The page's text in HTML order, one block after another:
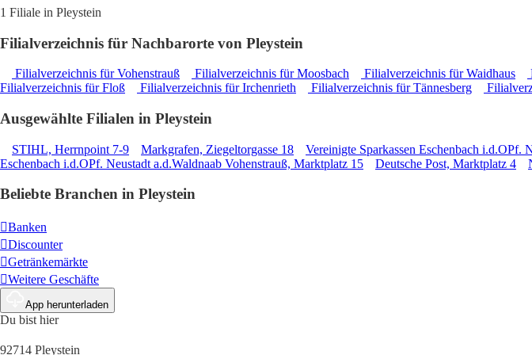
1 Filiale in Pleystein
Filialverzeichnis für Nachbarorte von Pleystein
Filialverzeichnis für Vohenstrauß Filialverzeichnis für Moosbach Filialverzeichnis für Waidhaus
Filialverzeichnis für Floß
Filialverzeichnis für Irchenrieth Filialverzeichnis für Tännesberg
Ausgewählte Filialen in Pleystein
STIHL, Herrnpoint 7-9 Markgrafen, Ziegeltorgasse 18 Vereinigte Sparkassen Eschenbach i.d.OPf.
Eschenbach i.d.OPf. Neustadt a.d.Waldnaab Vohenstrauß, Marktplatz 15
Deutsche Post, Marktplatz 4
Beliebte Branchen in Pleystein
Banken
Discounter
Getränkemärkte
Weitere Geschäfte
App herunterladen
Du bist hier
92714 Pleystein